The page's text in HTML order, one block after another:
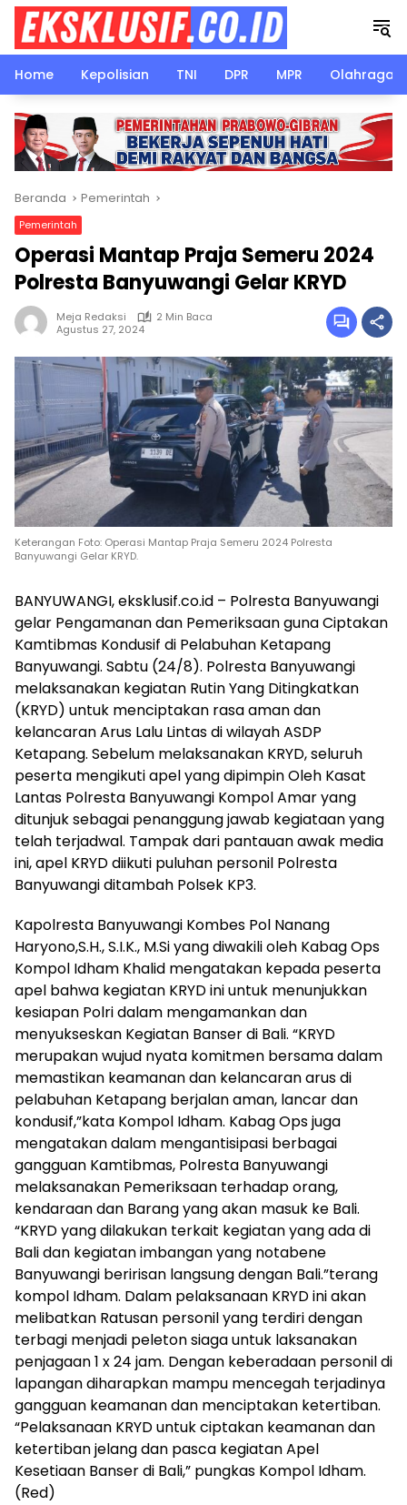
Langsung
konten
Home
Kepolisian TNI DPR MPR Olahraga
Beranda Pemerintah
Pemerintah
Operasi Mantap Praja Semeru 2024
Polresta Banyuwangi Gelar KRYD
Meja Redaksi
2 Min Baca
Agustus 27, 2024
Keterangan Foto: Operasi Mantap Praja Semeru 2024 Polresta
Banyuwangi Gelar KRYD.
BANYUWANGI, eksklusif.co.id – Polresta Banyuwangi
gelar Pengamanan dan Pemeriksaan guna Ciptakan
Kamtibmas Kondusif di Pelabuhan Ketapang
Banyuwangi. Sabtu (24/8). Polresta Banyuwangi
melaksanakan kegiatan Rutin Yang Ditingkatkan
(KRYD) untuk menciptakan rasa aman dan
kelancaran Arus Lalu Lintas di wilayah ASDP
Ketapang. Sebelum melaksanakan KRYD, seluruh
peserta mengikuti apel yang dipimpin Oleh Kasat
Lantas Polresta Banyuwangi Kompol Amar yang
ditunjuk sebagai penanggung jawab kegiataan yang
telah terjadwal. Tampak dari pantauan awak media
ini, apel KRYD diikuti puluhan personil Polresta
Banyuwangi ditambah Polsek KP3.
Kapolresta Banyuwangi Kombes Pol Nanang
Haryono,S.H., S.I.K., M.Si yang diwakili oleh Kabag Ops
Kompol Idham Khalid mengatakan kepada peserta
apel bahwa kegiatan KRYD ini untuk menunjukkan
kesiapan Polri dalam mengamankan dan
menyukseskan Kegiatan Banser di Bali. “KRYD
merupakan wujud nyata komitmen bersama dalam
memastikan keamanan dan kelancaran arus di
pelabuhan Ketapang berjalan aman, lancar dan
kondusif,”kata Kompol Idham. Kabag Ops juga
mengatakan dalam mengantisipasi berbagai
gangguan Kamtibmas, Polresta Banyuwangi
melaksanakan Pemeriksaan terhadap orang,
kendaraan dan Barang yang akan masuk ke Bali.
“KRYD yang dilakukan terkait kegiatan yang ada di
Bali dan kegiatan imbangan yang notabene
Banyuwangi beririsan langsung dengan Bali.”terang
kompol Idham. Dalam pelaksanaan KRYD ini akan
melibatkan Ratusan personil yang terdiri dengan
terbagi menjadi peleton siaga untuk laksanakan
penjagaan 1 x 24 jam. Dengan keberadaan personil di
lapangan diharapkan mampu mencegah terjadinya
gangguan keamanan dan menciptakan ketertiban.
“Pelaksanaan KRYD untuk ciptakan keamanan dan
ketertiban jelang dan pasca kegiatan Apel
Kesetiaan Banser di Bali,” pungkas Kompol Idham.
(Red)